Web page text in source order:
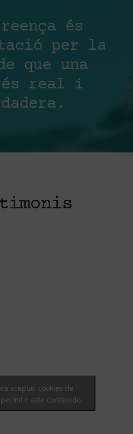
és
per la
que una
és real i
aceptar cookies de
este contenido